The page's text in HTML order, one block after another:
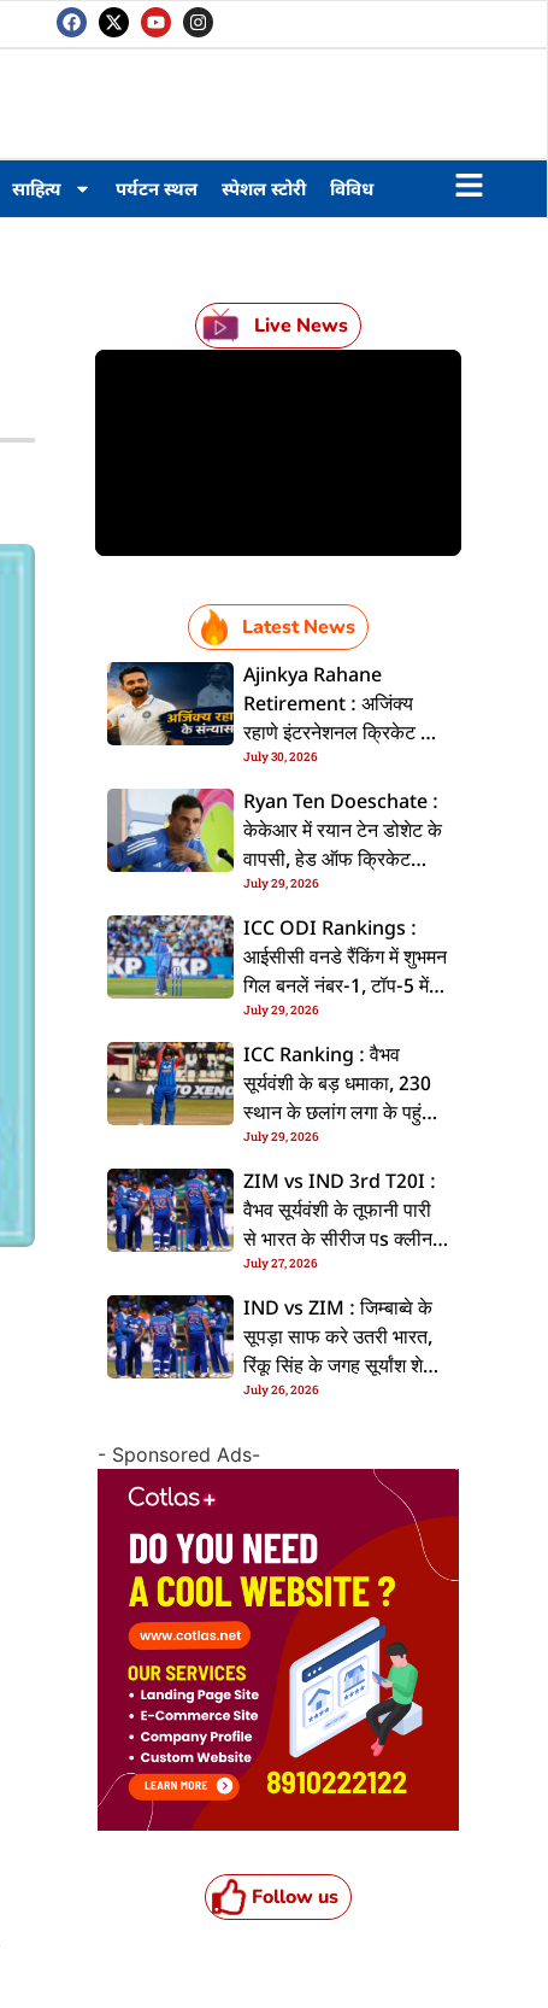
साहित्य पर्यटन स्थल स्पेशल स्टोरी विविध
Live News
Latest News
Ajinkya Rahane
Retirement : अजिंक्य
रहाणे इंटरनेशनल क्रिकेट से
ललें संन्यास, सोशल मीडिया
पs पोस्ट कs के कइलें एलान
July 30, 2026
Ryan Ten Doeschate :
केकेआर में रयान टेन डोशेट के
वापसी, हेड ऑफ क्रिकेट
स्ट्रेटजी के जिम्मेदारी संभरिहें
July 29, 2026
ICC ODI Rankings :
आईसीसी वनडे रैंकिंग में शुभमन
गिल बनलें नंबर-1, टॉप-5 में
भारत के तीन बल्लेबाज
July 29, 2026
ICC Ranking : वैभव
सूर्यवंशी के बड़ धमाका, 230
स्थान के छलांग लगा के पहुंचलें
48वां नंबर पs
July 29, 2026
ZIM vs IND 3rd T20I :
वैभव सूर्यवंशी के तूफानी पारी
से भारत के सीरीज पs क्लीन
स्वीप, जिम्बाब्वे 35 रन से
हारल
July 27, 2026
IND vs ZIM : जिम्बाब्वे के
सूपड़ा साफ करे उतरी भारत,
रिंकू सिंह के जगह सूर्यांश शेडगे
के मिल सकेला मवका
July 26, 2026
- Sponsored Ads-
Follow us